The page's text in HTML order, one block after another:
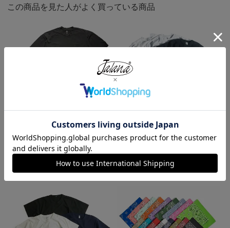
この商品を見た人がよく買っている商品
LES APPAREL 1809GD 6.5オンス
半袖 ガーメントダイ ポケットTシ
ャツ
キャンバー CAMBER 302 マック
スウェイト 半袖 ポケット Tシャ